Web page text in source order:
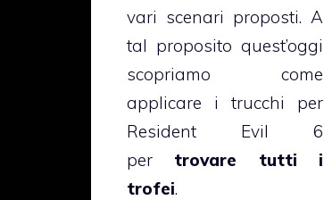
vari scenari proposti. A
tal proposito quest’oggi
scopriamo come
applicare i trucchi per
Resident Evil 6
per trovare tutti i
trofei.